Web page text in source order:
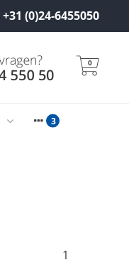
+31 (0)24-6455050
0
1